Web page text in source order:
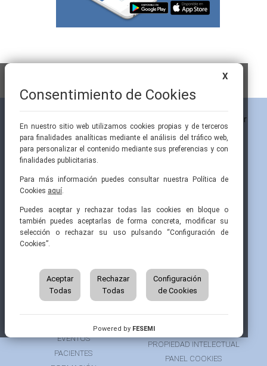
Pintor Ribera, 3
28016 Madrid
91 519 70 80
91 519 70 81
semi@fesemi.org
femi@fesemi.org
ÁREA DE SOCIO
GRUPOS DE TRABAJO
EVENTOS
PACIENTES
AVISO LEGAL
AVISO PARA PACIENTES
FINANCIACIÓN
POLÍTICA DE COOKIES
PROPIEDAD INTELECTUAL
PANEL COOKIES
X
Consentimiento de Cookies
En nuestro sitio web utilizamos cookies propias y de terceros
para finalidades analíticas mediante el análisis del tráfico web,
para personalizar el contenido mediante sus preferencias y con
finalidades publicitarias.
Para más información puedes consultar nuestra Política de
Cookies aquí.
Puedes aceptar y rechazar todas las cookies en bloque o
también puedes aceptarlas de forma concreta, modificar su
selección o rechazar su uso pulsando “Configuración de
Cookies”.
Aceptar
Todas
Rechazar
Todas
Configuración
de Cookies
Powered by FESEMI